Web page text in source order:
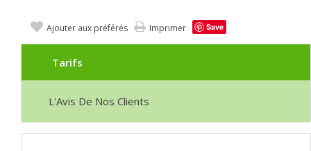
Ajouter aux préférés Imprimer Save
Tarifs
L'Avis De Nos Clients